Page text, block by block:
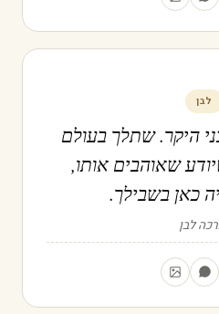
לבן
היקר. שתלך בעולם
שאוהבים אותו,
כאן בשבילך.
לבן